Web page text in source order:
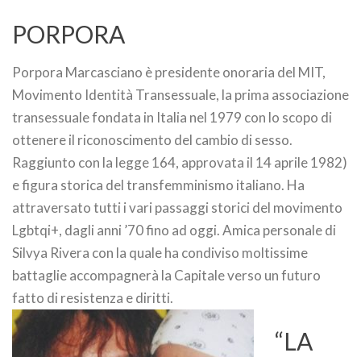
PORPORA
Porpora Marcasciano è presidente onoraria del MIT,
Movimento Identità Transessuale, la prima associazione
transessuale fondata in Italia nel 1979 con lo scopo di
ottenere il riconoscimento del cambio di sesso.
Raggiunto con la legge 164, approvata il 14 aprile 1982)
e figura storica del transfemminismo italiano. Ha
attraversato tutti i vari passaggi storici del movimento
Lgbtqi+, dagli anni ’70 fino ad oggi. Amica personale di
Silvya Rivera con la quale ha condiviso moltissime
battaglie accompagnerà la Capitale verso un futuro
fatto di resistenza e diritti.
“LA